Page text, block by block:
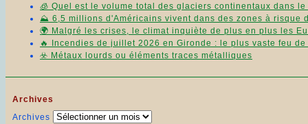
🧊 Quel est le volume total des glaciers continentaux dans le
⛰️ 6,5 millions d'Américains vivent dans des zones à risque
🌍 Malgré les crises, le climat inquiète de plus en plus les
🔥 Incendies de juillet 2026 en Gironde : le plus vaste feu
☣️ Métaux lourds ou éléments traces métalliques
Archives
Archives